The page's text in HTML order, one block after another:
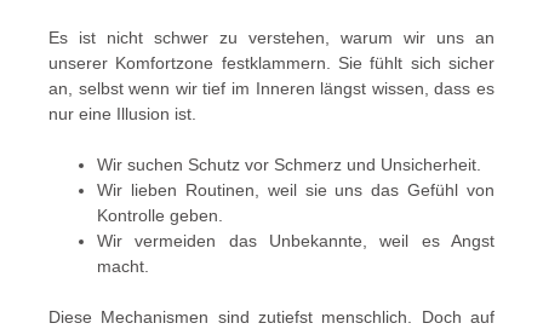
Es ist nicht schwer zu verstehen, warum wir uns an
unserer Komfortzone festklammern. Sie fühlt sich sicher
an, selbst wenn wir tief im Inneren längst wissen, dass es
nur eine Illusion ist.
Wir suchen Schutz vor Schmerz und Unsicherheit.
Wir lieben Routinen, weil sie uns das Gefühl von
Kontrolle geben.
Wir vermeiden das Unbekannte, weil es Angst
macht.
Diese Mechanismen sind zutiefst menschlich. Doch auf